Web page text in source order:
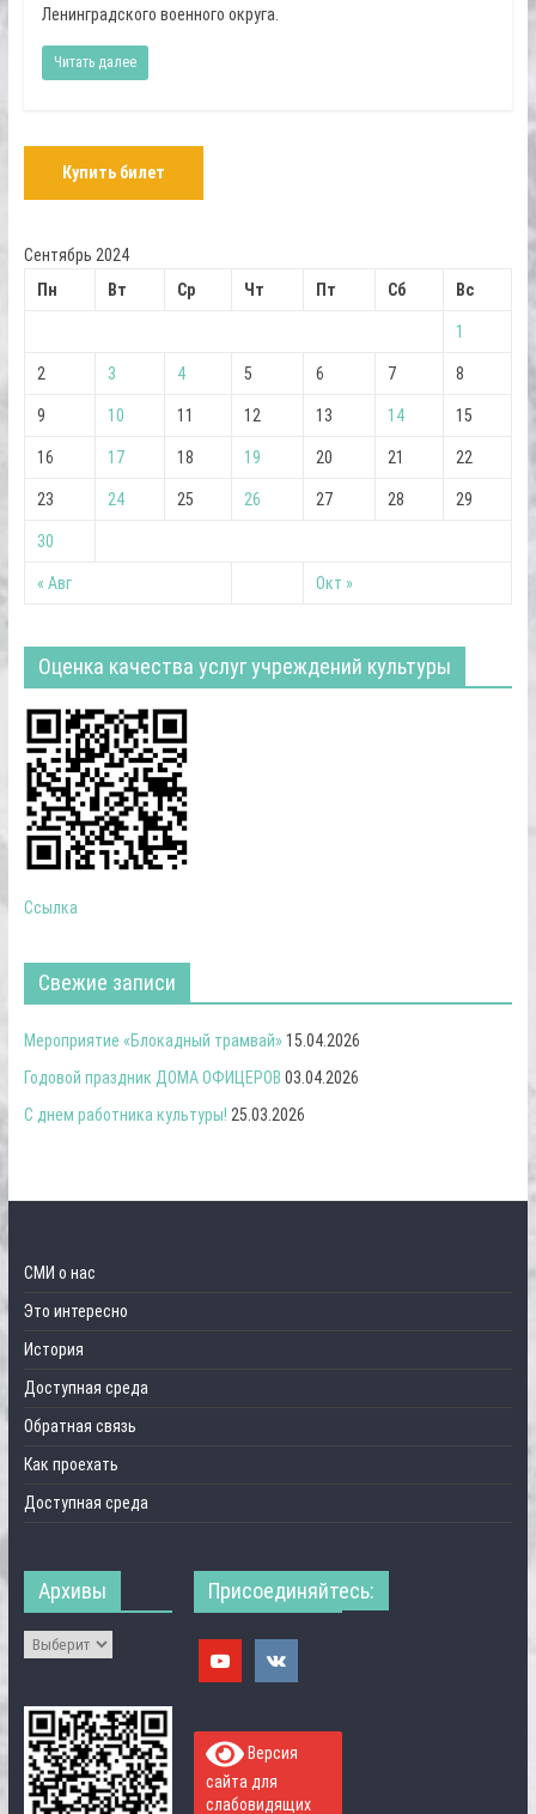
Ленинградского военного округа.
Читать далее
Купить билет
Сентябрь 2024
Пн
Вт Ср Чт Пт Сб Вс
« Авг Окт »
1
2 3 4 5 6 7 8
9 10 11 12 13 14 15
16 17 18 19 20 21 22
23 24 25 26 27 28 29
30
Оценка качества услуг учреждений культуры
Ссылка
Свежие записи
Мероприятие «Блокадный трамвай» 15.04.2026
Годовой праздник ДОМА ОФИЦЕРОВ 03.04.2026
С днем работника культуры! 25.03.2026
СМИ о нас
Это интересно
История
Доступная среда
Обратная связь
Как проехать
Доступная среда
Архивы Присоединяйтесь:
Версия
сайта для
слабовидящих